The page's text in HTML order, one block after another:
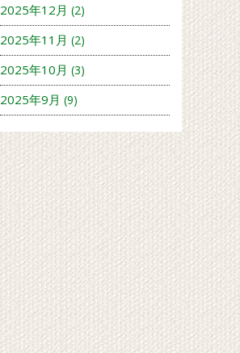
2025年12月 (2)
2025年11月 (2)
2025年10月 (3)
2025年9月 (9)